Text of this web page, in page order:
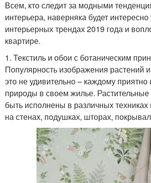
Всем, кто следит за модными
интерьера, наверняка будет интересно
интерьерных трендах 2019 года и
квартире.
1. Текстиль и обои с ботаническим
Популярность изображения растений и
это не удивительно – каждому приятно
природы в своем жилье.
быть исполнены в различных техниках
на стенах, подушках, шторах,